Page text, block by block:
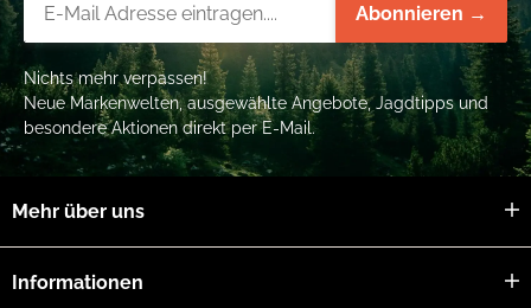
Abonnieren →
Nichts mehr verpassen!
Neue Markenwelten, ausgewählte Angebote, Jagdtipps und
besondere Aktionen direkt per E-Mail.
Mehr über uns
Informationen